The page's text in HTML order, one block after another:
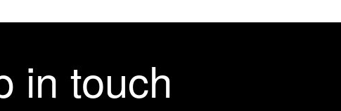
in touch